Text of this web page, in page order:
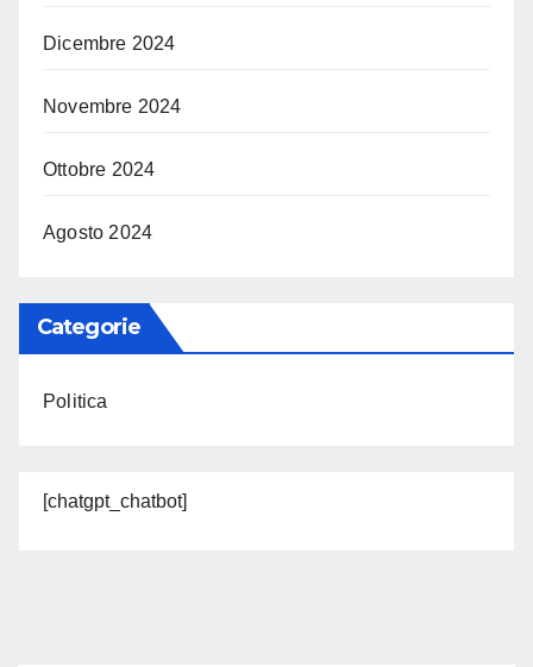
Dicembre 2024
Novembre 2024
Ottobre 2024
Agosto 2024
Categorie
Politica
[chatgpt_chatbot]